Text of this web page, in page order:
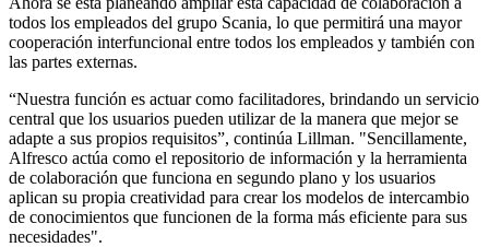
todos los empleados del grupo Scania, lo que permitirá una mayor
cooperación interfuncional entre todos los empleados y también con
las partes externas.
“Nuestra función es actuar como facilitadores, brindando un servicio
central que los usuarios pueden utilizar de la manera que mejor se
adapte a sus propios requisitos”, continúa Lillman. "Sencillamente,
Alfresco actúa como el repositorio de información y la herramienta
de colaboración que funciona en segundo plano y los usuarios
aplican su propia creatividad para crear los modelos de intercambio
de conocimientos que funcionen de la forma más eficiente para sus
necesidades".